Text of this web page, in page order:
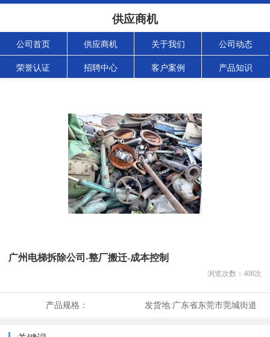
供应商机
公司首页 供应商机 关于我们 公司动态
荣誉认证 招聘中心 客户案例 产品知识
广州电梯拆除公司-整厂搬迁-成本控制
浏览次数： 408次
产品规格： 发货地:广东省东莞市莞城街道